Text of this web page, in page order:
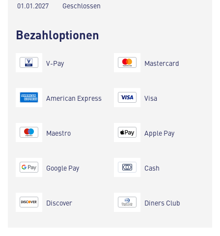
01.01.2027
Geschlossen
Bezahloptionen
V-Pay
American Express
Maestro
Google Pay
Discover
Mastercard
Visa
Apple Pay
Cash
Diners Club